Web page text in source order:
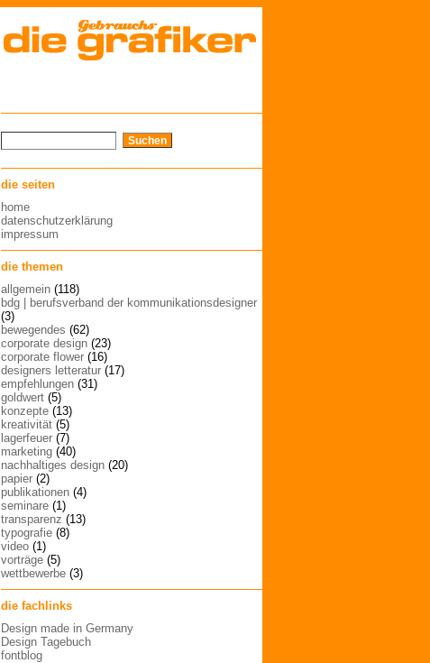
die seiten
home
datenschutzerklärung
impressum
die themen
allgemein (118)
bdg | berufsverband der kommunikationsdesigner
(3)
bewegendes (62)
corporate design (23)
corporate flower (16)
designers letteratur (17)
empfehlungen (31)
goldwert (5)
konzepte (13)
kreativität (5)
lagerfeuer (7)
marketing (40)
nachhaltiges design (20)
papier (2)
publikationen (4)
seminare (1)
transparenz (13)
typografie (8)
video (1)
vorträge (5)
wettbewerbe (3)
die fachlinks
Design made in Germany
Design Tagebuch
fontblog